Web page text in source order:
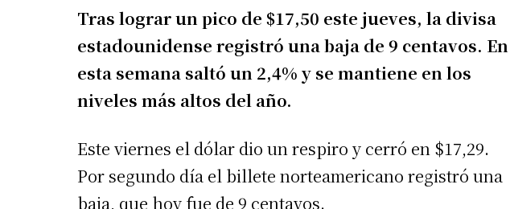
Tras lograr un pico de $17,50 este jueves, la divisa
estadounidense registró una baja de 9 centavos. En
esta semana saltó un 2,4% y se mantiene en los
niveles más altos del año.
Este viernes el dólar dio un respiro y cerró en $17,29.
Por segundo día el billete norteamericano registró una
baja, que hoy fue de 9 centavos.